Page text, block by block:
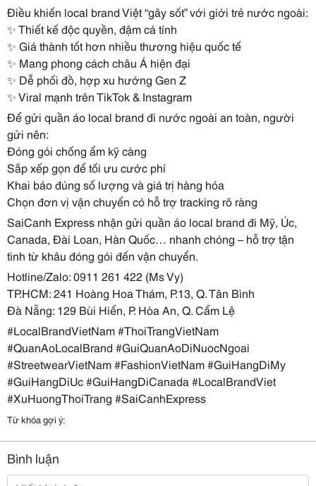
Điều khiến local brand Việt “gây sốt” với giới trẻ nước ngoài:
✨ Thiết kế độc quyền, đậm cá tính
✨ Giá thành tốt hơn nhiều thương hiệu quốc tế
✨ Mang phong cách châu Á hiện đại
✨ Dễ phối đồ, hợp xu hướng Gen Z
✨ Viral mạnh trên TikTok & Instagram
Để gửi quần áo local brand đi nước ngoài an toàn, người
gửi nên:
Đóng gói chống ẩm kỹ càng
Sắp xếp gọn để tối ưu cước phí
Khai báo đúng số lượng và giá trị hàng hóa
Chọn đơn vị vận chuyển có hỗ trợ tracking rõ ràng
SaiCanh Express nhận gửi quần áo local brand đi Mỹ, Úc,
Canada, Đài Loan, Hàn Quốc… nhanh chóng – hỗ trợ tận
tình từ khâu đóng gói đến vận chuyển.
Hotline/Zalo: 0911 261 422 (Ms Vy)
TP.HCM: 241 Hoàng Hoa Thám, P.13, Q. Tân Bình
Đà Nẵng: 129 Bùi Hiển, P. Hòa An, Q. Cẩm Lệ
#LocalBrandVietNam #ThoiTrangVietNam
#QuanAoLocalBrand #GuiQuanAoDiNuocNgoai
#StreetwearVietNam #FashionVietNam #GuiHangDiMy
#GuiHangDiUc #GuiHangDiCanada #LocalBrandViet
#XuHuongThoiTrang #SaiCanhExpress
Từ khóa gợi ý:
Bình luận